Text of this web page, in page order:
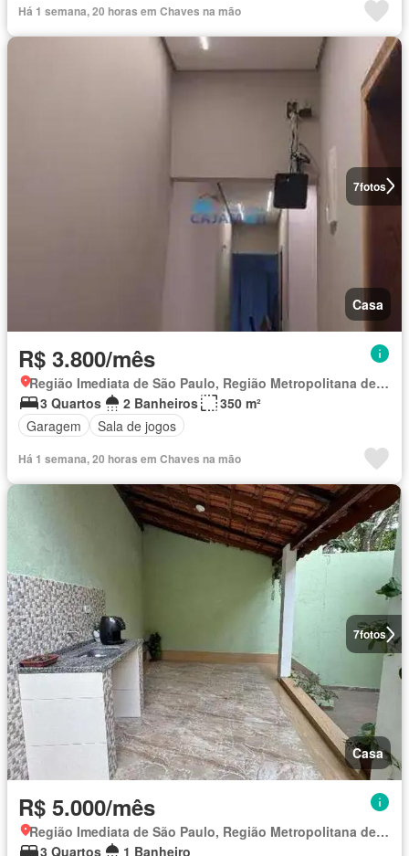
Há 1 semana, 20 horas em Chaves na mão
7fotos
Casa
R$ 3.800/mês
Região Imediata de São Paulo, Região Metropolitana de São Paulo
3 Quartos
2 Banheiros
350 m²
Garagem
Sala de jogos
Há 1 semana, 20 horas em Chaves na mão
7fotos
Casa
R$ 5.000/mês
Região Imediata de São Paulo, Região Metropolitana de São Paulo
3 Quartos
1 Banheiro